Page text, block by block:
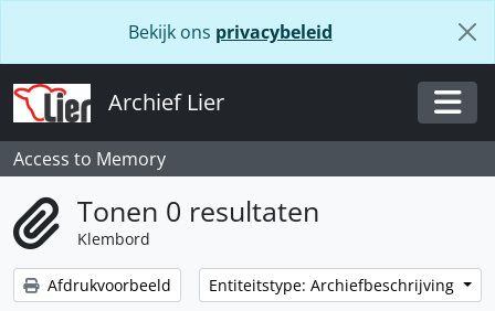
Bekijk ons privacybeleid
Archief Lier
Access to Memory
Tonen 0 resultaten
Klembord
Afdrukvoorbeeld Entiteitstype: Archiefbeschrijving